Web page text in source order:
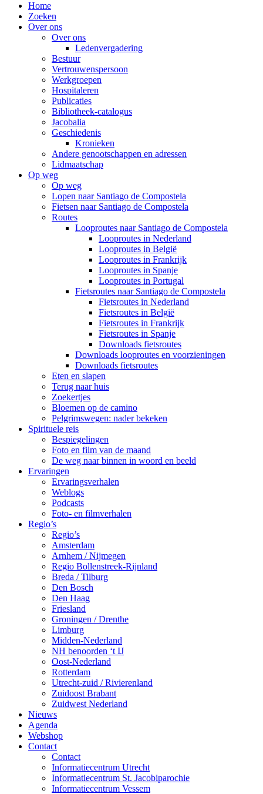
Home
Zoeken
Over ons
Over ons
Ledenvergadering
Bestuur
Vertrouwenspersoon
Werkgroepen
Hospitaleren
Publicaties
Bibliotheek-catalogus
Jacobalia
Geschiedenis
Kronieken
Andere genootschappen en adressen
Lidmaatschap
Op weg
Op weg
Lopen naar Santiago de Compostela
Fietsen naar Santiago de Compostela
Routes
Looproutes naar Santiago de Compostela
Looproutes in Nederland
Looproutes in België
Looproutes in Frankrijk
Looproutes in Spanje
Looproutes in Portugal
Fietsroutes naar Santiago de Compostela
Fietsroutes in Nederland
Fietsroutes in België
Fietsroutes in Frankrijk
Fietsroutes in Spanje
Downloads fietsroutes
Downloads looproutes en voorzieningen
Downloads fietsroutes
Eten en slapen
Terug naar huis
Zoekertjes
Bloemen op de camino
Pelgrimswegen: nader bekeken
Spirituele reis
Bespiegelingen
Foto en film van de maand
De weg naar binnen in woord en beeld
Ervaringen
Ervaringsverhalen
Weblogs
Podcasts
Foto- en filmverhalen
Regio’s
Regio’s
Amsterdam
Arnhem / Nijmegen
Regio Bollenstreek-Rijnland
Breda / Tilburg
Den Bosch
Den Haag
Friesland
Groningen / Drenthe
Limburg
Midden-Nederland
NH benoorden ‘t IJ
Oost-Nederland
Rotterdam
Utrecht-zuid / Rivierenland
Zuidoost Brabant
Zuidwest Nederland
Nieuws
Agenda
Webshop
Contact
Contact
Informatiecentrum Utrecht
Informatiecentrum St. Jacobiparochie
Informatiecentrum Vessem